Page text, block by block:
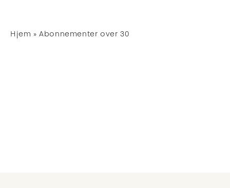
Hjem »Abonnementer over 30